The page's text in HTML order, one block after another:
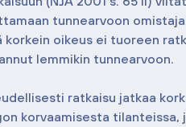
tunnearvoon
oikeus ei tuoreen
lemmikin tunnearvoon.
ratkaisu jatkaa
korvaamisesta tilanteissa,